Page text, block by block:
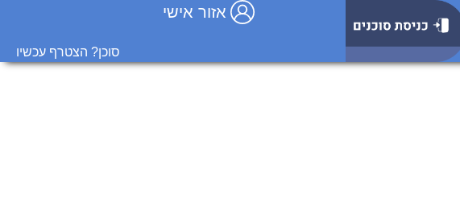
אזור אישי
סוכן? הצטרף עכשיו